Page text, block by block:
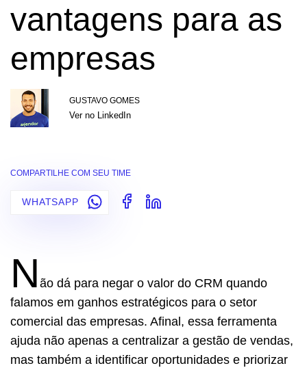
vantagens para as
empresas
GUSTAVO GOMES
Ver no LinkedIn
COMPARTILHE COM SEU TIME
WHATSAPP
N ão dá para negar o valor do CRM quando
falamos em ganhos estratégicos para o setor
comercial das empresas. Afinal, essa ferramenta
ajuda não apenas a centralizar a gestão de vendas,
mas também a identificar oportunidades e priorizar